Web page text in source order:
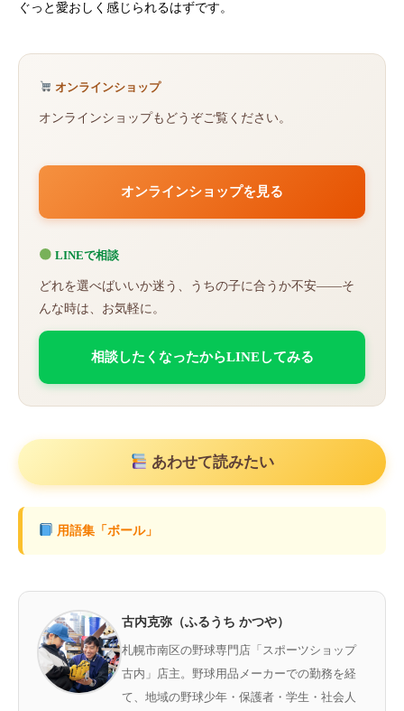
ぐっと愛おしく感じられるはずです。
オンラインショップ
オンラインショップもどうぞご覧ください。
オンラインショップを見る
LINEで相談
どれを選べばいいか迷う、うちの子に合うか不安——そ
んな時は、お気軽に。
相談したくなったからLINEしてみる
あわせて読みたい
用語集「ボール」
古内克弥（ふるうち かつや）
札幌市南区の野球専門店「スポーツショップ
古内」店主。野球用品メーカーでの勤務を経
て、地域の野球少年・保護者・学生・社会人